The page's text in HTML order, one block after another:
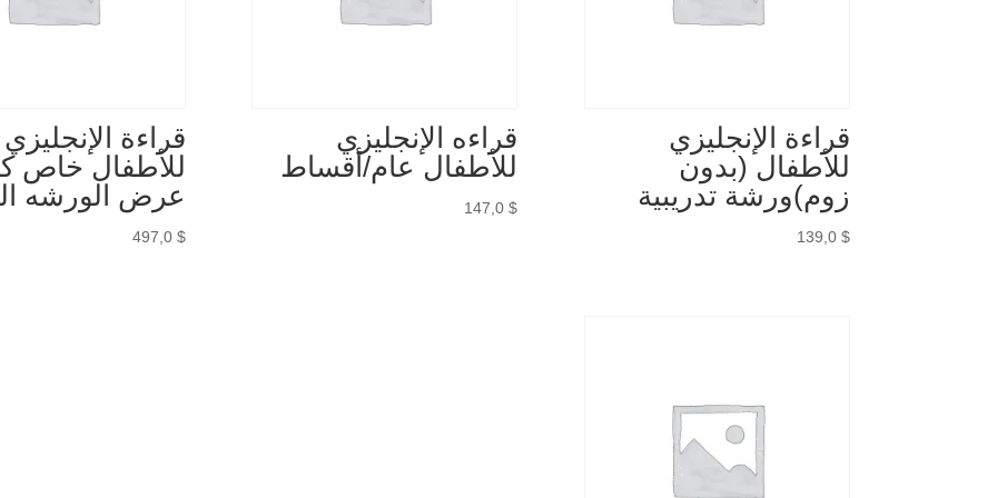
قراءة الإنجليزي
للأطفال (بدون
زوم)ورشة تدريبية
139,0 $
قراءه الإنجليزي
للأطفال عام/أقساط
147,0$
قراءة الإنجليزي
للأطفال خاص
عرض الورشه
497,0 $